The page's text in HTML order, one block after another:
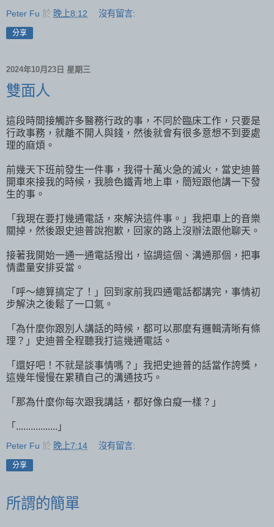
Peter Fu 於 晚上8:12 沒有留言:
分享
2024年10月23日 星期三
雙面人
這段時間接觸許多醫務行政的事，不同於臨床工作，只要是
行政事務，就離不開人與錢，然後就會有很多意想不到要處
理的麻煩。
前幾天下班前發生一件事，我得十萬火急的滅火，當史迪普
開車來接我的時候，我臉色鐵青地上車，簡短跟他講一下發
生的事。
「我現在要打幾通電話，來解決這件事。」我把車上的音樂
關掉，然後跟史迪普說抱歉，回家的路上沒辦法跟他聊天。
接著我開始一通一通電話撥出，協調這個、溝通那個，把事
情盡量安排妥當。
「呼～總算搞定了！」回到家前我四通電話都講完，事情初
步解決之後鬆了一口氣。
「為什麼你跟別人講話的時候，都可以那麼有邏輯清晰有條
理？」史迪普全程聽我打這幾通電話。
「還好吧！不就是談事情嗎？」我把史迪普的話當作誇獎，
這幾年慢慢在累積自己的溝通技巧。
「那為什麼你每次跟我講話，都好像白癡一樣？」
「.................」
Peter Fu 於 晚上7:14 沒有留言:
分享
所謂的簡單